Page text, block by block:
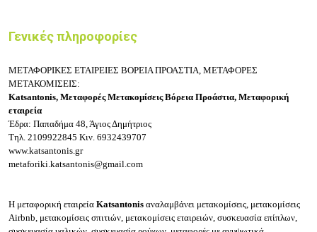
Γενικές πληροφορίες
ΜΕΤΑΦΟΡΙΚΕΣ ΕΤΑΙΡΕΙΕΣ ΒΟΡΕΙΑ ΠΡΟΑΣΤΙΑ, ΜΕΤΑΦΟΡΕΣ
ΜΕΤΑΚΟΜΙΣΕΙΣ:
Katsantonis, Μεταφορές Μετακομίσεις Βόρεια Προάστια, Μεταφορική
εταιρεία
Έδρα: Παπαδήμα 48, Άγιος Δημήτριος
Τηλ. 2109922845 Κιν. 6932439707
www.katsantonis.gr
metaforiki.katsantonis@gmail.com
Η μεταφορική εταιρεία Katsantonis αναλαμβάνει μετακομίσεις, μετακομίσεις
Airbnb, μετακομίσεις σπιτιών, μετακομίσεις εταιρειών, συσκευασία επίπλων,